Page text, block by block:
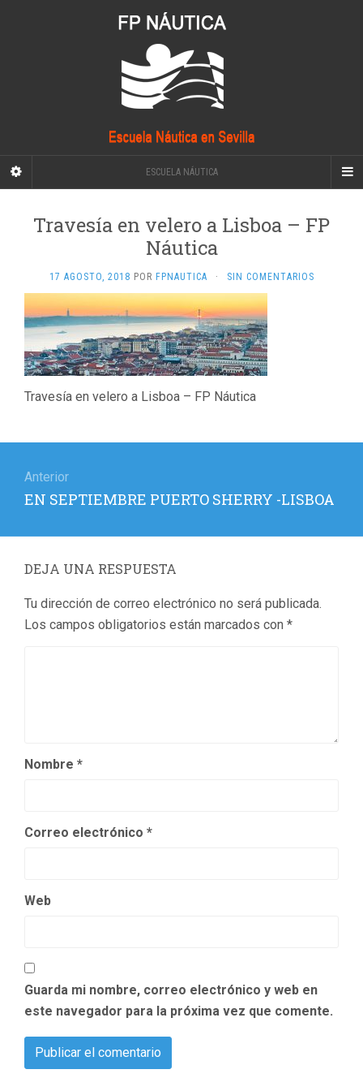
ESCUELA NÁUTICA
Travesía en velero a Lisboa – FP
Náutica
17 AGOSTO, 2018 POR FPNAUTICA · SIN COMENTARIOS
Travesía en velero a Lisboa – FP Náutica
de
entradas
Anterior
Entrada
EN SEPTIEMBRE PUERTO SHERRY -LISBOA
DEJA UNA RESPUESTA
Tu dirección de correo electrónico no será publicada.
Los campos obligatorios están marcados con *
Nombre *
Correo electrónico *
Web
Guarda mi nombre, correo electrónico y web en
este navegador para la próxima vez que comente.